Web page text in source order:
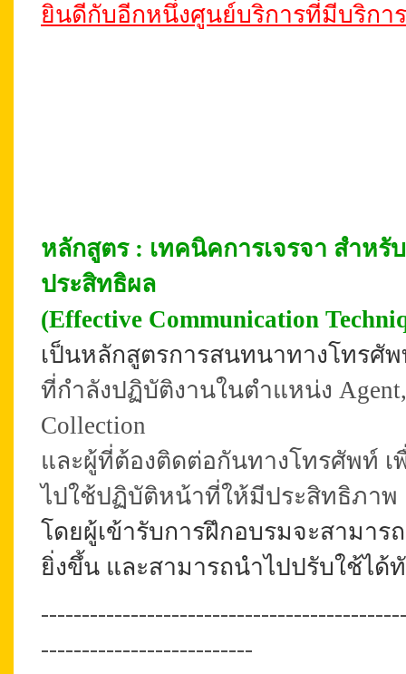
ยินดีกับอีกหนึ่งศูนย์บริการที่มีบริก
หลักสูตร : เทคนิคการเจรจา สำห
ประสิทธิผล
(Effective Communication
เป็นหลักสูตรการสนทนาทางโทรศั
ที่กำลังปฏิบัติงานในตำแหน่ง
Collection
และผู้ที่ต้องติดต่อกันทางโทรศัพท์
ไปใช้ปฏิบัติหน้าที่ให้มีประสิทธิภา
โดยผู้เข้ารับการฝึกอบรมจะสามา
ยิ่งขึ้น และสามารถนำไปปรับใช้ได้
--------------------------